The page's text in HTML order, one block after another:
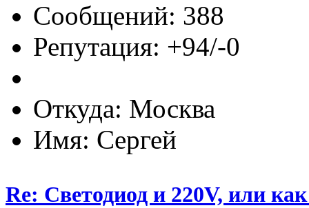
Сообщений: 388
Репутация: +94/-0
Откуда: Москва
Имя: Сергей
Re: Светодиод и 220V, или